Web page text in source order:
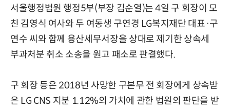
서울행정법원 행정5부(부장 김순열)는 4일 구 회장이 모
친 김영식 여사와 두 여동생 구연경 LG복지재단 대표·구
연수 씨와 함께 용산세무서장을 상대로 제기한 상속세
부과처분 취소 소송을 원고 패소로 판결했다.
구 회장 등은 2018년 사망한 구본무 전 회장에게 상속받
은 LG CNS 지분 1.12%의 가치에 관한 법원의 판단을 받